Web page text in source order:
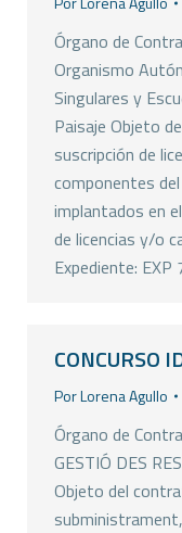
Órgano de
Organismo
Singulares y
Paisaje Objeto
suscripción de
componentes
implantados en
de licencias y/o
Expediente:
CONCURSO
PorLorena Agullo
Órgano de
GESTIÓ DES
Objeto del